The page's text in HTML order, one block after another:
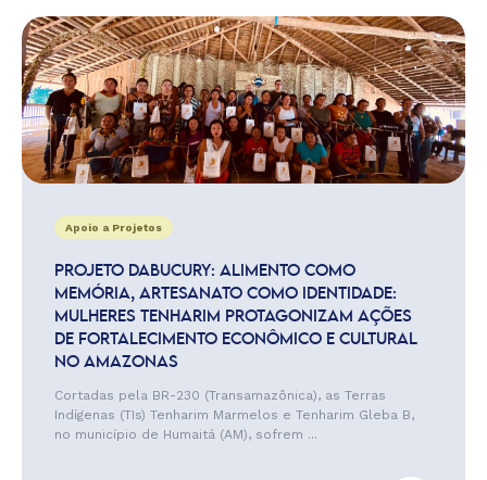
Apoio a Projetos
PROJETO DABUCURY: ALIMENTO COMO
MEMÓRIA, ARTESANATO COMO IDENTIDADE:
MULHERES TENHARIM PROTAGONIZAM AÇÕES
DE FORTALECIMENTO ECONÔMICO E CULTURAL
NO AMAZONAS
Cortadas pela BR-230 (Transamazônica), as Terras
Indígenas (TIs) Tenharim Marmelos e Tenharim Gleba B,
no município de Humaitá (AM), sofrem ...